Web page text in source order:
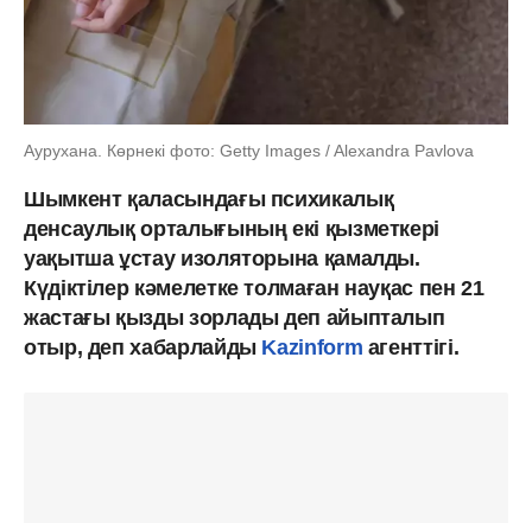
Аурухана. Көрнекі фото: Getty Images / Alexandra Pavlova
Шымкент қаласындағы психикалық
денсаулық орталығының екі қызметкері
уақытша ұстау изоляторына қамалды.
Күдіктілер кәмелетке толмаған науқас пен 21
жастағы қызды зорлады деп айыпталып
отыр, деп хабарлайды Kazinform агенттігі.